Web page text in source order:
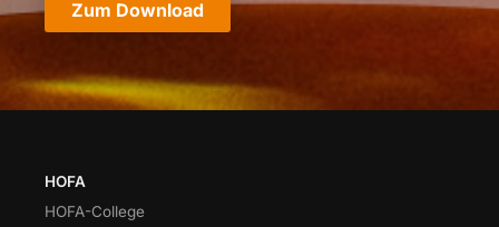
Zum Download
HOFA
HOFA-College